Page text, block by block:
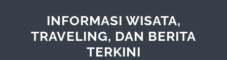
INFORMASI WISATA,
TRAVELING, DAN BERITA
TERKINI